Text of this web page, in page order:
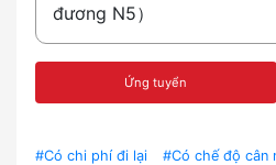
đương N5）
Ứng tuyển
#Có chi phí đi lại
#Có chế độ cân